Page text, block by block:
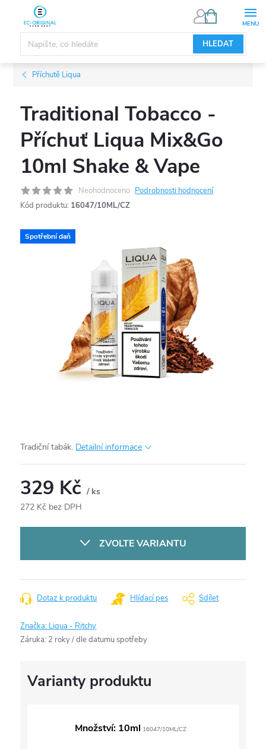
obsah
HLEDAT
NÁKUPNÍ
Příchutě Liqua
Traditional Tobacco -
Příchuť Liqua Mix&Go
10ml Shake & Vape
Neohodnoceno Podrobnosti hodnocení
Kód produktu: 16047/10ML/CZ
Spotřební daň
Tradiční tabák. Detailní informace
329 Kč/ ks
272 Kč bez DPH
ZVOLTE VARIANTU
Dotaz k produktu Hlídací pes Sdílet
Značka: Liqua - Ritchy
Záruka: 2 roky / dle datumu spotřeby
Množství: 10ml 16047/10ML/CZ